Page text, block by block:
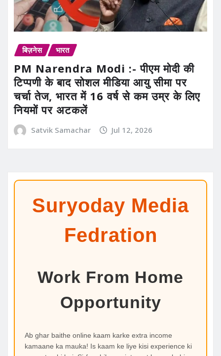
बिज़नेस भारत
PM Narendra Modi :- पीएम मोदी की
टिप्पणी के बाद सोशल मीडिया आयु सीमा पर
चर्चा तेज, भारत में 16 वर्ष से कम उम्र के लिए
नियमों पर अटकलें
Satvik Samachar Jul 12, 2026
Suryoday Media
Fedration
Work From Home
Opportunity
Ab ghar baithe online kaam karke extra income
kamaane ka mauka! Is kaam ke liye kisi experience ki